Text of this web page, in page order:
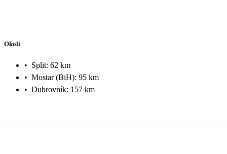
Okolí
• Split: 62 km
• Mostar (BiH): 95 km
• Dubrovník: 157 km